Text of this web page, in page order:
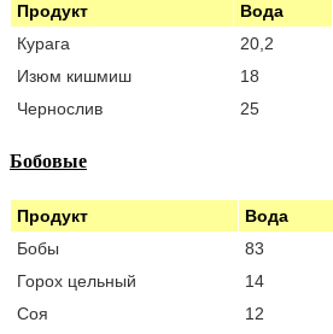
Продукт Вода
Курага
20,2
Изюм кишмиш
18
Чернослив
25
Бобовые
Продукт Вода
Бобы
83
Горох цельный
14
Соя
12